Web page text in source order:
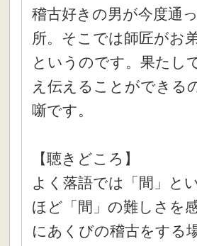
稽古好きの男が今度通
所。そこでは師匠がお
というのです。果たし
え伝えることができ
噺です。
【聴きどころ】
よく落語では「間」と
ほど「間」の難しさを
にあくびの稽古をする